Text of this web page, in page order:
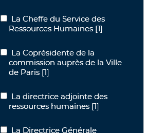
La Cheffe du Service des Ressources
La Cheffe du Service des
Ressources Humaines [1]
La Coprésidente de la commission
La Coprésidente de la
commission auprès de la Ville
de Paris [1]
La directrice adjointe des ressources
La directrice adjointe des
ressources humaines [1]
La Directrice Générale Adjointe
La Directrice Générale